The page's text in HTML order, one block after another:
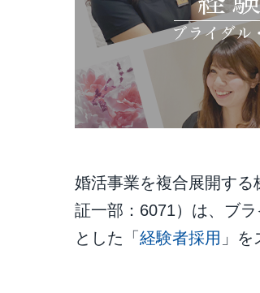
婚活事業を複合展開す
証一部：6071）は、ブ
とした「 経験者採用 」